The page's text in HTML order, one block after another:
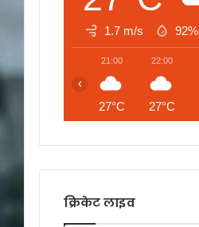
1.7 m/s 92%
21:00
27°C
22:00
27°C
‹
क्रिकेट लाइव